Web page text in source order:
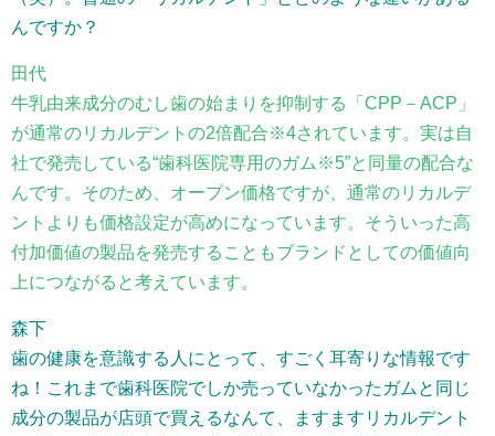
んですか？
田代
牛乳由来成分のむし歯の始まりを抑制する「CPP－ACP」
が通常のリカルデントの2倍配合※4されています。実は自
社で発売している“歯科医院専用のガム※5”と同量の配合な
んです。そのため、オープン価格ですが、通常のリカルデ
ントよりも価格設定が高めになっています。そういった高
付加価値の製品を発売することもブランドとしての価値向
上につながると考えています。
森下
歯の健康を意識する人にとって、すごく耳寄りな情報です
ね！これまで歯科医院でしか売っていなかったガムと同じ
成分の製品が店頭で買えるなんて、ますますリカルデント